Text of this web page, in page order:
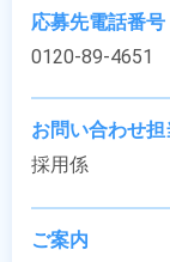
応募先電話番号
0120-89-4651
お問い合わせ担
採用係
ご案内